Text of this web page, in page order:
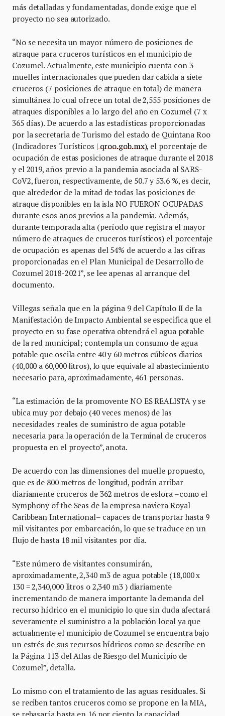
más detalladas y fundamentadas, donde exige que el
proyecto no sea autorizado.
“No se necesita un mayor número de posiciones de
atraque para cruceros turísticos en el municipio de
Cozumel. Actualmente, este municipio cuenta con 3
muelles internacionales que pueden dar cabida a siete
cruceros (7 posiciones de atraque en total) de manera
simultánea lo cual ofrece un total de 2,555 posiciones de
atraques disponibles a lo largo del año en Cozumel (7 x
365 días). De acuerdo a las estadísticas proporcionadas
por la secretaria de Turismo del estado de Quintana Roo
(Indicadores Turísticos |qroo.gob.mx), el porcentaje de
ocupación de estas posiciones de atraque durante el 2018
y el 2019, años previo a la pandemia asociada al SARS-
CoV2, fueron, respectivamente, de 50.7 y 53.6 %, es decir,
que alrededor de la mitad de todas las posiciones de
atraque disponibles en la isla NO FUERON OCUPADAS
durante esos años previos a la pandemia. Además,
durante temporada alta (período que registra el mayor
número de atraques de cruceros turísticos) el porcentaje
de ocupación es apenas del 54% de acuerdo a las cifras
proporcionadas en el Plan Municipal de Desarrollo de
Cozumel 2018-2021”, se lee apenas al arranque del
documento.
Villegas señala que en la página 9 del Capítulo II de la
Manifestación de Impacto Ambiental se especifica que el
proyecto en su fase operativa obtendrá el agua potable
de la red municipal; contempla un consumo de agua
potable que oscila entre 40 y 60 metros cúbicos diarios
(40,000 a 60,000 litros), lo que equivale al abastecimiento
necesario para, aproximadamente, 461 personas.
“La estimación de la promovente NO ES REALISTA y se
ubica muy por debajo (40 veces menos) de las
necesidades reales de suministro de agua potable
necesaria para la operación de la Terminal de cruceros
propuesta en el proyecto”, anota.
De acuerdo con las dimensiones del muelle propuesto,
que es de 800 metros de longitud, podrán arribar
diariamente cruceros de 362 metros de eslora –como el
Symphony of the Seas de la empresa naviera Royal
Caribbean International– capaces de transportar hasta 9
mil visitantes por embarcación, lo que se traduce en un
flujo de hasta 18 mil visitantes por día.
“Este número de visitantes consumirán,
aproximadamente, 2,340 m3 de agua potable (18,000 x
130 = 2,340,000 litros o 2,340 m3 ) diariamente
incrementando de manera importante la demanda del
recurso hídrico en el municipio lo que sin duda afectará
severamente el suministro a la población local ya que
actualmente el municipio de Cozumel se encuentra bajo
un estrés de sus recursos hídricos como se describe en
la Página 113 del Atlas de Riesgo del Municipio de
Cozumel”, detalla.
Lo mismo con el tratamiento de las aguas residuales. Si
se reciben tantos cruceros como se propone en la MIA,